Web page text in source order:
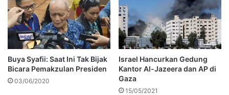
Buya Syafii: Saat Ini Tak Bijak
Bicara Pemakzulan Presiden
03/06/2020
Israel Hancurkan Gedung
Kantor Al-Jazeera dan AP di
Gaza
15/05/2021